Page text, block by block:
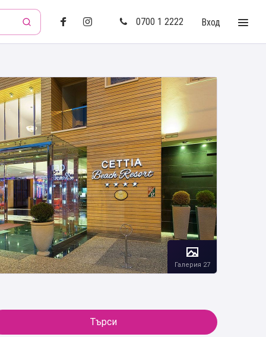
0700 1 2222
Вход
Галерия 27
Търси